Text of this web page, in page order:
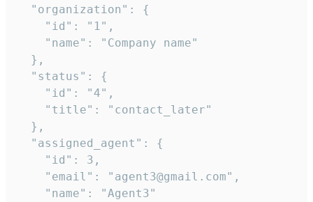
  "organization": {
    "id": "1",
    "name": "Company name"
  },
  "status": {
    "id": "4",
    "title": "contact_later"
  },
  "assigned_agent": {
    "id": 3,
    "email": "agent3@gmail.com",
    "name": "Agent3"